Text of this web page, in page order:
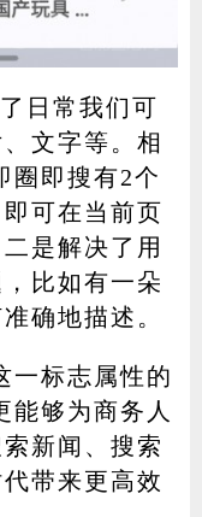
日常我们可
文字等。相
圈即搜有2个
可在当前页
是解决了用
比如有一朵
确地描述。
一标志属性的
能够为商务人
新闻、搜索
带来更高效